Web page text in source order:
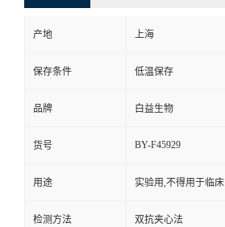
产地 上海
保存条件 低温保存
品牌 白益生物
货号 BY-F45929
用途 实验用,不得用于临床
检测方法 双抗夹心法